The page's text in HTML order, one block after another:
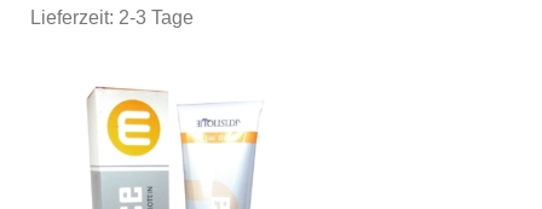
Lieferzeit: 2-3 Tage